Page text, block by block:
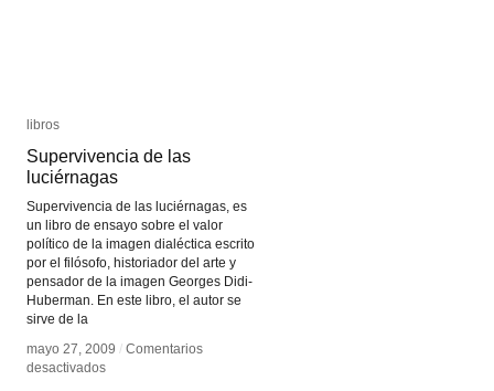
libros
Supervivencia de las
luciérnagas
Supervivencia de las luciérnagas, es
un libro de ensayo sobre el valor
político de la imagen dialéctica escrito
por el filósofo, historiador del arte y
pensador de la imagen Georges Didi-
Huberman. En este libro, el autor se
sirve de la
mayo 27, 2009 / Comentarios
desactivadosen
libros
Supervivencia de las
luciérnagas
mayo 27, 2009 / Comentarios
desactivadosen